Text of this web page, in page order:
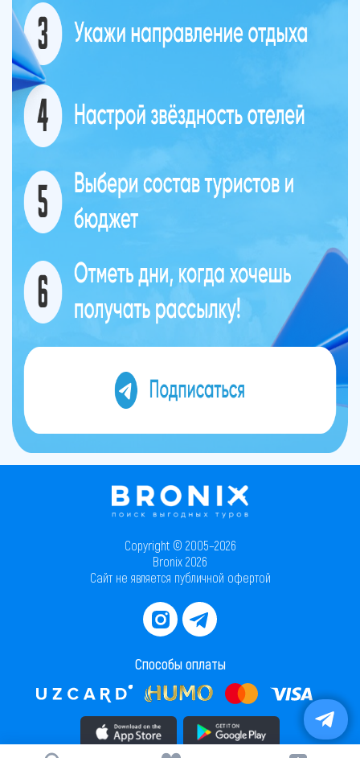
Copyright © 2005–2026
Bronix 2026
Сайт не является публичной офертой
Способы оплаты
Скачать приложение в AppStore Скачать приложение в PlayMarket